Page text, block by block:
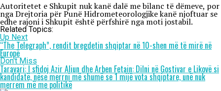
Autoritetet e Shkupit nuk kanë dalë me bilanc të dëmeve, por
nga Drejtoria për Punë Hidrometeorologjike kanë njoftuar se
edhe rajoni i Shkupit është përfshirë nga moti jostabil.
Related Topics:
Up Next
“The Telegraph”, rendit bregdetin shqiptar në 10-shen më të mirë në
Europë
Don't Miss
Taravari: I sfidoj Azir Aliun dhe Arben Fetain: Dilni në Gostivar e Likovë si
kandidatë, nëse merrni më shumë se 1 mijë vota shqiptare, unë nuk
merrem më me politikë